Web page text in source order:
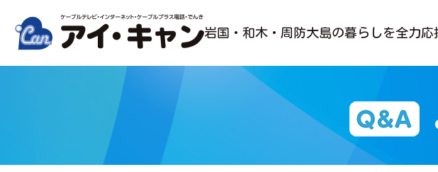
content
岩国・和木・周防大島の暮らしを全力応